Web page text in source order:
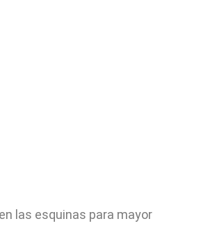
las esquinas para mayor